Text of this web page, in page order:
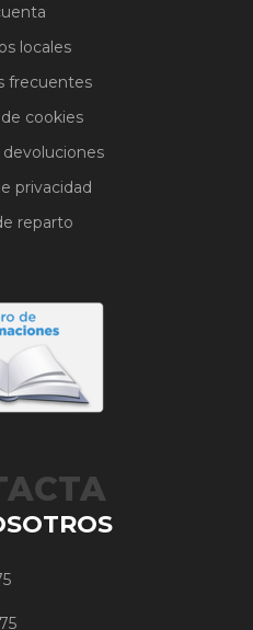
locales
frecuentes
cookies
privacidad
reparto